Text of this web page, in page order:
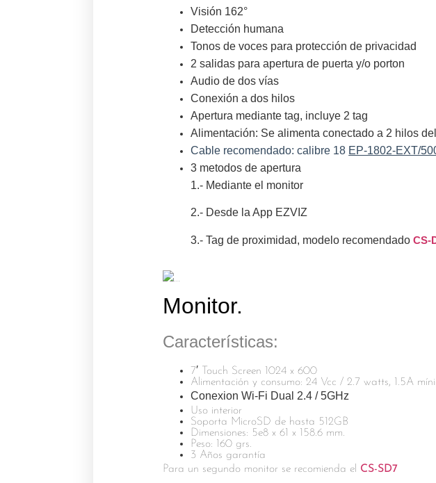
Visión 162°
Detección humana
Tonos de voces para protección de privacidad
2 salidas para apertura de puerta y/o porton
Audio de dos vías
Conexión a dos hilos
Apertura mediante tag, incluye 2 tag
Alimentación: Se alimenta conectado a 2 hilos
Cable recomendado: calibre 18 EP-1802-EXT/
3 metodos de apertura
1.- Mediante el monitor
2.- Desde la App EZVIZ
3.- Tag de proximidad, modelo recomendadoCS-
Monitor.
Características:
7′ Touch Screen 1024 x 600
Alimentación y consumo: 24 Vcc / 2.7 watts, 1.5A
Conexion Wi-Fi Dual 2.4 / 5GHz
Uso interior
Soporta MicroSD de hasta 512GB
Dimensiones: 5e8 x 61 x 158.6 mm.
Peso: 160 grs.
3 Años garantía
Para un segundo monitor se recomienda el CS-SD7